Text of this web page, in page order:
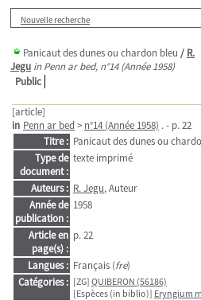
Nouvelle recherche
Panicaut des dunes ou chardon bleu / R.
Jegu in Penn ar bed, n°14 (Année 1958)
Public
[article]
in Penn ar bed > n°14 (Année 1958) . - p. 22
Titre : Panicaut des dunes ou
Type de
document :
texte imprimé
Auteurs : R. Jegu, Auteur
Année de
publication :
1958
Article en
page(s) :
p. 22
Langues : Français (fre)
Catégories : [ZG] QUIBERON (56186)
[Espèces (in biblio)] Eryngium